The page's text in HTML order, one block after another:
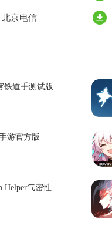
北京电信
铁道手测试版
版
游官方版
版
Helper气密性
v2.8官方最新